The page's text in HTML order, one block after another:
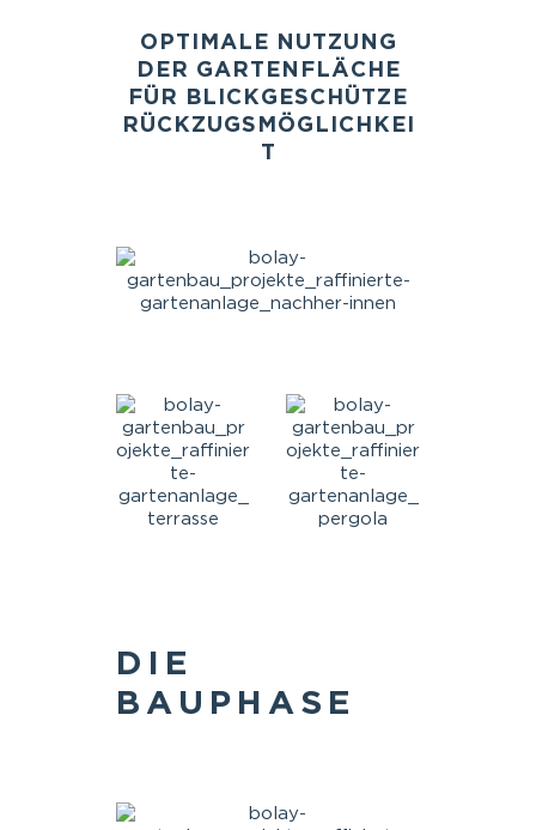
OPTIMALE NUTZUNG
DER GARTENFLÄCHE
FÜR BLICKGESCHÜTZE
RÜCKZUGSMÖGLICHKEI
T
DIE
BAUPHASE